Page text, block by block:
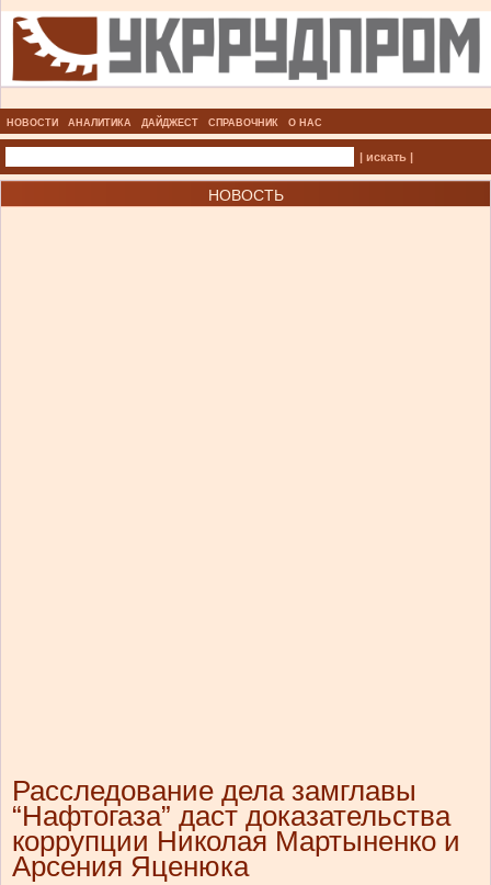
НОВОСТИ АНАЛИТИКА ДАЙДЖЕСТ СПРАВОЧНИК О НАС
| искать |
НОВОСТЬ
Расследование дела замглавы
“Нафтогаза” даст доказательства
коррупции Николая Мартыненко и
Арсения Яценюка